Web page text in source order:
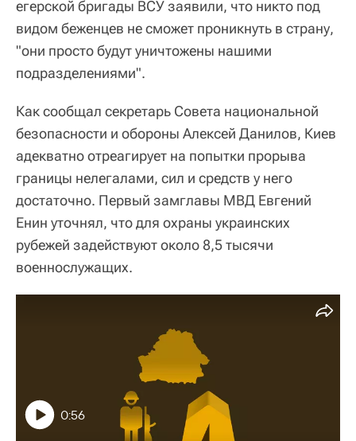
егерской бригады ВСУ заявили, что никто под
видом беженцев не сможет проникнуть в страну,
"они просто будут уничтожены нашими
подразделениями".
Как сообщал секретарь Совета национальной
безопасности и обороны Алексей Данилов, Киев
адекватно отреагирует на попытки прорыва
границы нелегалами, сил и средств у него
достаточно. Первый замглавы МВД Евгений
Енин уточнял, что для охраны украинских
рубежей задействуют около 8,5 тысячи
военнослужащих.
0:56